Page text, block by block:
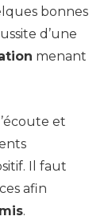
bonnes
d’une
menant
et
Il faut
afin
.